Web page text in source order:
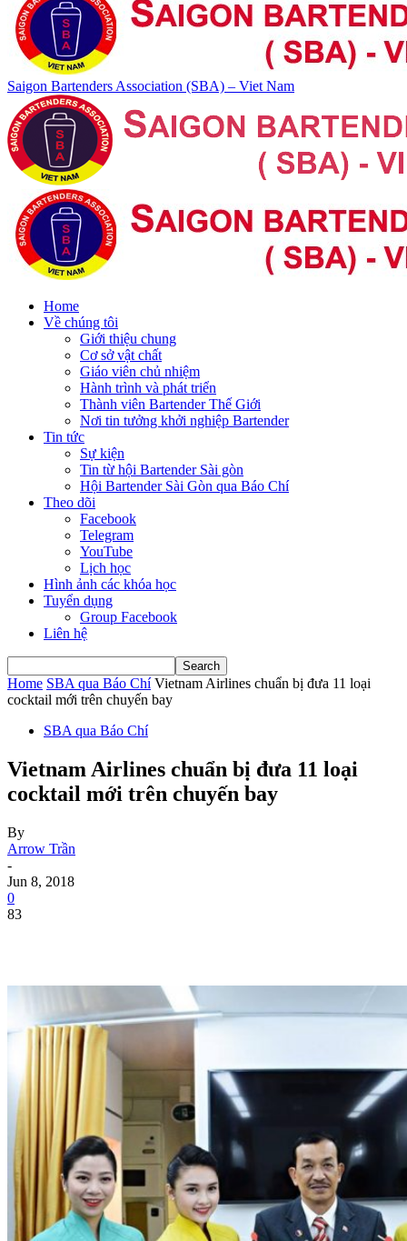
Saigon Bartenders Association (SBA) – Viet Nam
Home
Về chúng tôi
Giới thiệu chung
Cơ sở vật chất
Giáo viên chủ nhiệm
Hành trình và phát triển
Thành viên Bartender Thế Giới
Nơi tin tưởng khởi nghiệp Bartender
Tin tức
Sự kiện
Tin từ hội Bartender Sài gòn
Hội Bartender Sài Gòn qua Báo Chí
Theo dõi
Facebook
Telegram
YouTube
Lịch học
Hình ảnh các khóa học
Tuyển dụng
Group Facebook
Liên hệ
Home SBA qua Báo Chí Vietnam Airlines chuẩn bị đưa 11 loại
cocktail mới trên chuyến bay
SBA qua Báo Chí
Vietnam Airlines chuẩn bị đưa 11 loại
cocktail mới trên chuyến bay
By
Arrow Trần
-
Jun 8, 2018
0
83